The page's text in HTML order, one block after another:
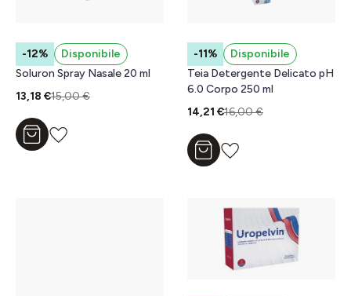
-12%
Disponibile
Soluron Spray Nasale 20 ml
13,18 €15,00 €
Aggiungi al carrello
-11%
Disponibile
Teia Detergente Delicato pH
6.0 Corpo 250 ml
14,21 €16,00 €
Aggiungi al carrello